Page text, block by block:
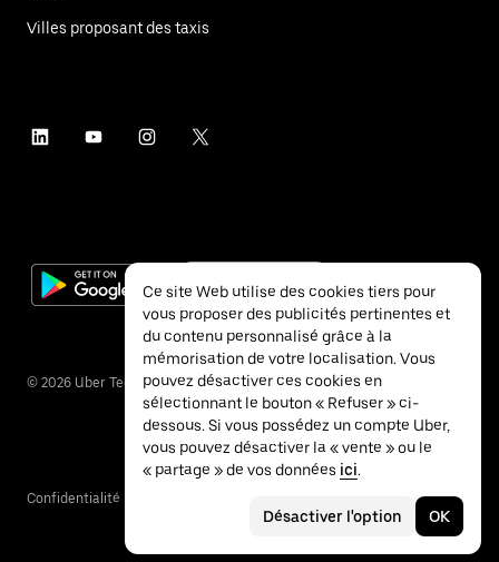
Villes proposant des taxis
© 2026 Uber Technologies Inc.
Confidentialité
Ce site Web utilise des cookies tiers pour
vous proposer des publicités pertinentes et
du contenu personnalisé grâce à la
mémorisation de votre localisation. Vous
pouvez désactiver ces cookies en
sélectionnant le bouton « Refuser » ci-
dessous. Si vous possédez un compte Uber,
vous pouvez désactiver la « vente » ou le
« partage » de vos données ici.
Désactiver l'option OK